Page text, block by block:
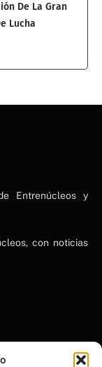
De La Gran
Lucha
Entrenúcleos y
con noticias